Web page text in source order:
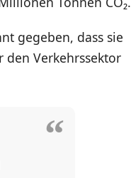
gegeben, dass sie
den Verkehrssektor